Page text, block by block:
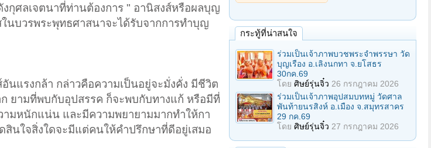
กุศลเจตนาที่ท่านต้องการ " อานิสงส์หรือผลบุญ
นบวรพระพุทธศาสนาจะได้รับจากการทำบุญ
แรงกล้า กล่าวคือความเป็นอยู่จะมั่งคั่ง มีชีวิต
ยามที่พบกับอุปสรรค ก็จะพบกับทางแก้ หรือมีที่
ามหนักแน่น และมีความพยายามมากทำให้กา
นใจสิ่งใดจะมีแต่คนให้คำปรึกษาที่ดีอยู่เสมอ
กระทู้ที่น่าสนใจ
ร่วมเป็นเจ้าภาพบวชพระจำพรรษา วัด
บุญเรือง อ.เลิงนกทา จ.ยโสธร
30กค.69
โดย ศิษย์รุ่นจิ๋ว 26 กรกฎาคม 2026
ร่วมเป็นเจ้าภาพอุปสมบทหมู่ วัดศาล
พันท้ายนรสิงห์ อ.เมือง จ.สมุทรสาคร
29 กค.69
โดย ศิษย์รุ่นจิ๋ว 27 กรกฎาคม 2026